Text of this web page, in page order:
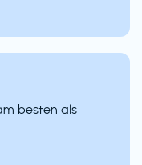
besten als